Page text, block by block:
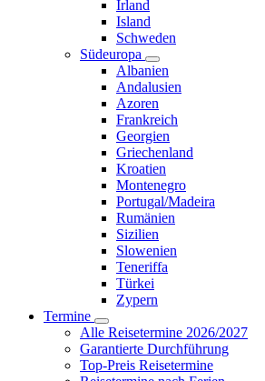
Irland
Island
Schweden
Südeuropa
Albanien
Andalusien
Azoren
Frankreich
Georgien
Griechenland
Kroatien
Montenegro
Portugal/Madeira
Rumänien
Sizilien
Slowenien
Teneriffa
Türkei
Zypern
Termine
Alle Reisetermine 2026/2027
Garantierte Durchführung
Top-Preis Reisetermine